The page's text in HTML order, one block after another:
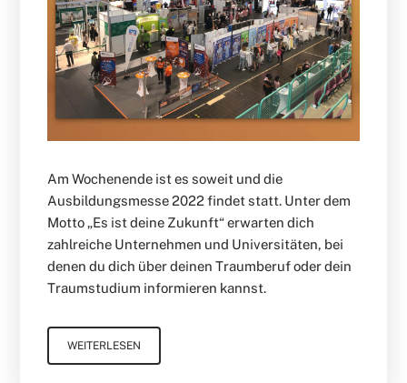
Am Wochenende ist es soweit und die
Ausbildungsmesse 2022 findet statt. Unter dem
Motto „Es ist deine Zukunft“ erwarten dich
zahlreiche Unternehmen und Universitäten, bei
denen du dich über deinen Traumberuf oder dein
Traumstudium informieren kannst.
WEITERLESEN